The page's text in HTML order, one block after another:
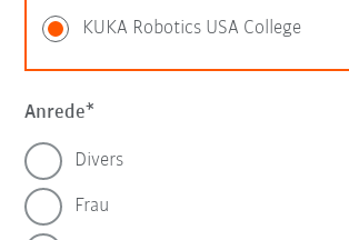
KUKA Robotics USA College
Anrede
Divers
Frau